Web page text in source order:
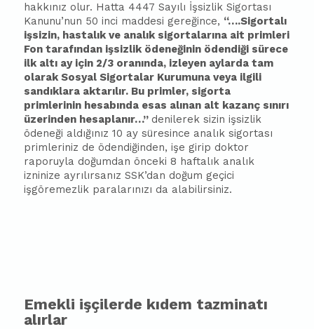
hakkınız olur. Hatta 4447 Sayılı İşsizlik Sigortası
Kanunu’nun 50 inci maddesi gereğince, “….Sigortalı
işsizin, hastalık ve analık sigortalarına ait primleri
Fon tarafından işsizlik ödeneğinin ödendiği sürece
ilk altı ay için 2/3 oranında, izleyen aylarda tam
olarak Sosyal Sigortalar Kurumuna veya ilgili
sandıklara aktarılır. Bu primler, sigorta
primlerinin hesabında esas alınan alt kazanç sınırı
üzerinden hesaplanır…”denilerek sizin işsizlik
ödeneği aldığınız 10 ay süresince analık sigortası
primleriniz de ödendiğinden, işe girip doktor
raporuyla doğumdan önceki 8 haftalık analık
izninize ayrılırsanız SSK’dan doğum geçici
işgöremezlik paralarınızı da alabilirsiniz.
Emekli işçilerde kıdem tazminatı
alırlar